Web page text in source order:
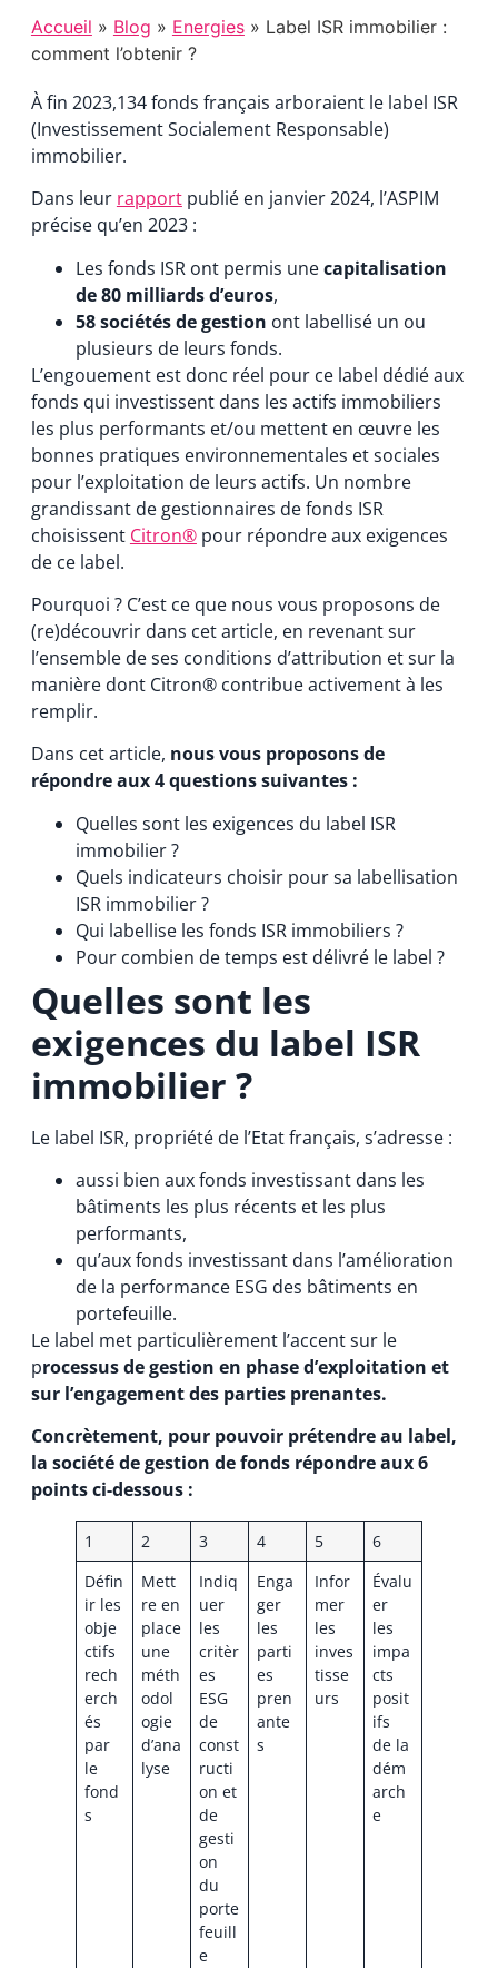
Accueil » Blog » Energies» Label ISR immobilier :
comment l’obtenir ?
À fin 2023,134 fonds français arboraient le label ISR
(Investissement Socialement Responsable)
immobilier.
Dans leur rapportpublié en janvier 2024, l’ASPIM
précise qu’en 2023 :
Les fonds ISR ont permis unecapitalisation
de 80 milliards d’euros,
58 sociétés de gestion ont labellisé un ou
plusieurs de leurs fonds.
L’engouement est donc réel pour ce label dédié aux
fonds qui investissent dans les actifs immobiliers
les plus performants et/ou mettent en œuvre les
bonnes pratiques environnementales et sociales
pour l’exploitation de leurs actifs. Un nombre
grandissant de gestionnaires de fonds ISR
choisissent Citron®pour répondre aux exigences
de ce label.
Pourquoi ? C’est ce que nous vous proposons de
(re)découvrir dans cet article, en revenant sur
l’ensemble de ses conditions d’attribution et sur la
manière dont Citron® contribue activement à les
remplir.
Dans cet article, nous vous proposons de
répondre aux 4 questions suivantes :
Quelles sont les exigences du label ISR
immobilier ?
Quels indicateurs choisir pour sa labellisation
ISR immobilier ?
Qui labellise les fonds ISR immobiliers ?
Pour combien de temps est délivré le label ?
Quelles sont les
exigences du label ISR
immobilier ?
Le label ISR, propriété de l’Etat français, s’adresse :
aussi bien aux fonds investissant dans les
bâtiments les plus récents et les plus
performants,
qu’aux fonds investissant dans l’amélioration
de la performance ESG des bâtiments en
portefeuille.
Le label met particulièrement l’accent sur le
processus de gestion en phase d’exploitation et
sur l’engagement des parties prenantes.
Concrètement, pour pouvoir prétendre au label,
la société de gestion de fonds répondre aux 6
points ci-dessous :
1 2 3 4 5
6
Défin
ir les
obje
ctifs
rech
erch
és
par
le
fond
s
Mett
re en
place
une
méth
odol
ogie
d’ana
lyse
Indiq
uer
les
critèr
es
ESG
de
const
ructi
on et
de
gesti
on
du
porte
feuill
e
Enga
ger
les
parti
es
pren
ante
s
Infor
mer
les
inves
tisse
urs
Évalu
er
les
impa
cts
posit
ifs
de la
dém
arch
e